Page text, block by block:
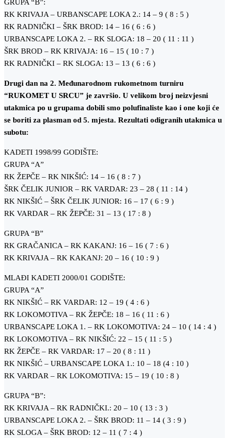
GRUPA “B”:
RK KRIVAJA – URBANSCAPE LOKA 2.: 14 – 9 ( 8 : 5 )
RK RADNIČKI – ŠRK BROD: 14 – 16 ( 6 : 6 )
URBANSCAPE LOKA 2. – RK SLOGA: 18 – 20 ( 11 : 11 )
ŠRK BROD – RK KRIVAJA: 16 – 15 ( 10 : 7 )
RK RADNIČKI – RK SLOGA: 13 – 13 ( 6 : 6 )
Drugi dan na 2. Međunarodnom rukometnom turniru
“RUKOMET U SRCU” je završio. U velikom broj neizvjesni
utakmica po u grupama dobili smo polufinaliste kao i one koji će
se boriti za plasman od 5. mjesta. Rezultati odigranih utakmica u
subotu:
KADETI 1998/99 GODIŠTE:
GRUPA “A”
RK ŽEPČE – RK NIKŠIĆ: 14 – 16 ( 8 : 7 )
ŠRK ČELIK JUNIOR – RK VARDAR: 23 – 28 ( 11 : 14 )
RK NIKŠIĆ – ŠRK ČELIK JUNIOR: 16 – 17 ( 6 : 9 )
RK VARDAR – RK ŽEPČE: 31 – 13 ( 17 : 8 )
GRUPA “B”
RK GRAČANICA – RK KAKANJ: 16 – 16 ( 7 : 6 )
RK KRIVAJA – RK KAKANJ: 20 – 16 ( 10 : 9 )
MLAĐI KADETI 2000/01 GODIŠTE:
GRUPA “A”
RK NIKŠIĆ – RK VARDAR: 12 – 19 ( 4 : 6 )
RK LOKOMOTIVA – RK ŽEPČE: 18 – 16 ( 11 : 6 )
URBANSCAPE LOKA 1. – RK LOKOMOTIVA: 24 – 10 ( 14 : 4 )
RK LOKOMOTIVA – RK NIKŠIĆ: 22 – 15 ( 11 : 5 )
RK ŽEPČE – RK VARDAR: 17 – 20 ( 8 : 11 )
RK NIKŠIĆ – URBANSCAPE LOKA 1.: 10 – 18 (4 : 10 )
RK VARDAR – RK LOKOMOTIVA: 15 – 19 ( 10 : 8 )
GRUPA “B”:
RK KRIVAJA – RK RADNIČKI.: 20 – 10 ( 13 : 3 )
URBANSCAPE LOKA 2. – ŠRK BROD: 11 – 14 ( 3 : 9 )
RK SLOGA – ŠRK BROD: 12 – 11 ( 7 : 4 )